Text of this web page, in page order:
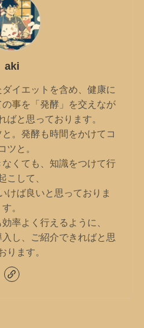
aki
イエットを含め、健康に
事を「発酵」を交えなが
ばと思っております。
。発酵も時間をかけてコ
ツと。
くても、知識をつけて行
こして、
けば良いと思っておりま
す。
率よく行えるように、
し、ご紹介できればと思
ります。